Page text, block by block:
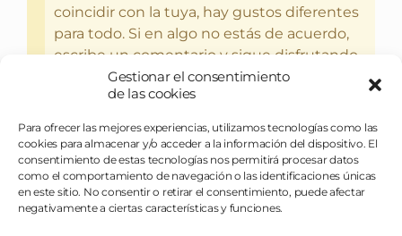
Gestionar el consentimiento
de las cookies
Para ofrecer las mejores experiencias, utilizamos tecnologías como las
cookies para almacenar y/o acceder a la información del dispositivo. El
consentimiento de estas tecnologías nos permitirá procesar datos
como el comportamiento de navegación o las identificaciones únicas
en este sitio. No consentir o retirar el consentimiento, puede afectar
negativamente a ciertas características y funciones.
coincidir con la tuya, hay gustos diferentes
para todo. Si en algo no estás de acuerdo,
escribe un comentario y sigue disfrutando
del bebercio y el glotoneo.